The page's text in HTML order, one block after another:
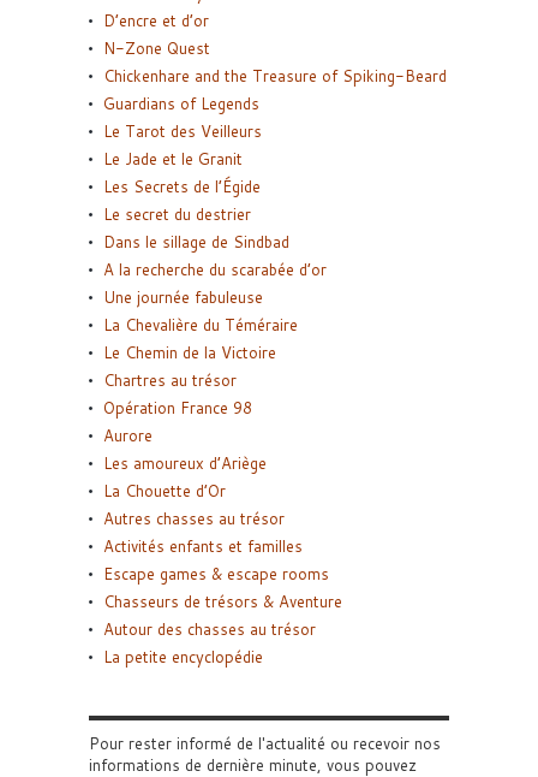
D’encre et d’or
N-Zone Quest
Chickenhare and the Treasure of Spiking-Beard
Guardians of Legends
Le Tarot des Veilleurs
Le Jade et le Granit
Les Secrets de l’Égide
Le secret du destrier
Dans le sillage de Sindbad
A la recherche du scarabée d’or
Une journée fabuleuse
La Chevalière du Téméraire
Le Chemin de la Victoire
Chartres au trésor
Opération France 98
Aurore
Les amoureux d’Ariège
La Chouette d’Or
Autres chasses au trésor
Activités enfants et familles
Escape games & escape rooms
Chasseurs de trésors & Aventure
Autour des chasses au trésor
La petite encyclopédie
Pour rester informé de l'actualité ou recevoir nos
informations de dernière minute, vous pouvez